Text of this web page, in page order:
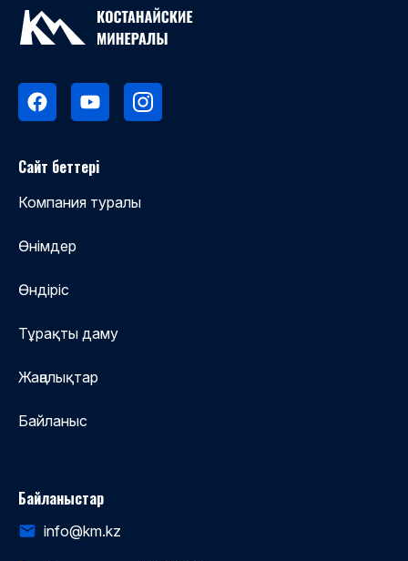
Сайт беттері
Компания туралы
Өнімдер
Өндіріс
Тұрақты даму
Жаңалықтар
Байланыс
Байланыстар
info@km.kz